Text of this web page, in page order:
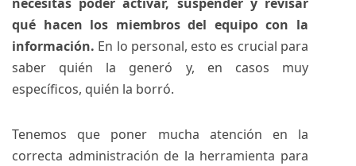
qué hacen los miembros del equipo con la
información. En lo personal, esto es crucial para
saber quién la generó y, en casos muy
específicos, quién la borró.
Tenemos que poner mucha atención en la
correcta administración de la herramienta para